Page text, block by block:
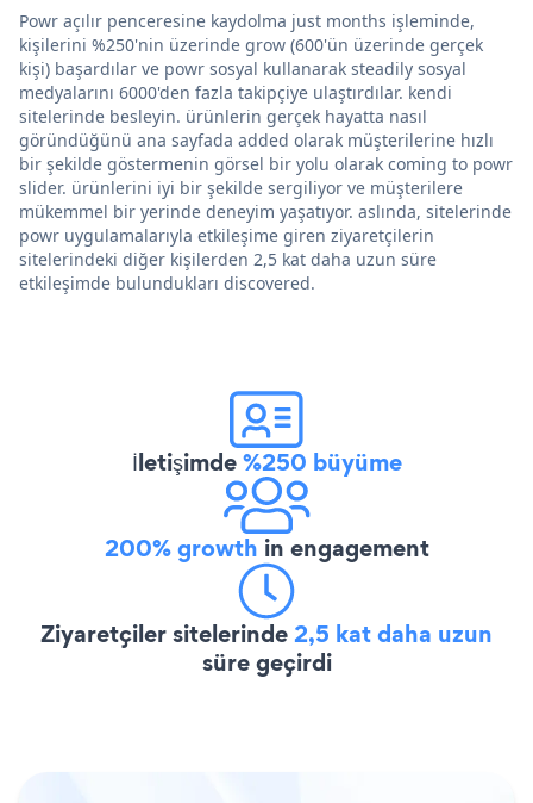
Powr açılır penceresine kaydolma just months işleminde,
kişilerini %250'nin üzerinde grow (600'ün üzerinde gerçek
kişi) başardılar ve powr sosyal kullanarak steadily sosyal
medyalarını 6000'den fazla takipçiye ulaştırdılar. kendi
sitelerinde besleyin. ürünlerin gerçek hayatta nasıl
göründüğünü ana sayfada added olarak müşterilerine hızlı
bir şekilde göstermenin görsel bir yolu olarak coming to powr
slider. ürünlerini iyi bir şekilde sergiliyor ve müşterilere
mükemmel bir yerinde deneyim yaşatıyor. aslında, sitelerinde
powr uygulamalarıyla etkileşime giren ziyaretçilerin
sitelerindeki diğer kişilerden 2,5 kat daha uzun süre
etkileşimde bulundukları discovered.
İletişimde%250 büyüme
200% growth in engagement
Ziyaretçiler sitelerinde2,5 kat daha uzun
süre geçirdi